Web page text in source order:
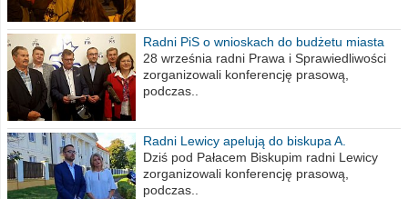
Radni PiS o wnioskach do budżetu miasta
na 2021 rok
28 września radni Prawa i Sprawiedliwości
zorganizowali konferencję prasową,
podczas..
Radni Lewicy apelują do biskupa A.
Wiesława Meringa
Dziś pod Pałacem Biskupim radni Lewicy
zorganizowali konferencję prasową,
podczas..